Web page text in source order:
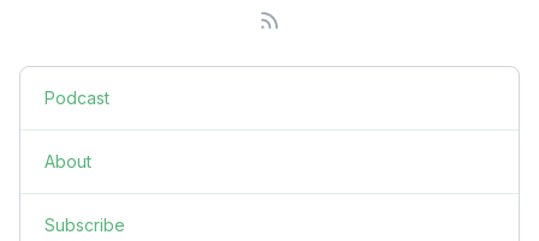
Podcast
About
Subscribe